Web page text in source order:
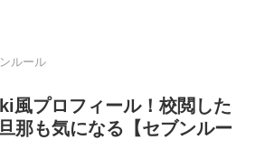
ルール
風プロフィール！校閲した
那も気になる【セブンルー